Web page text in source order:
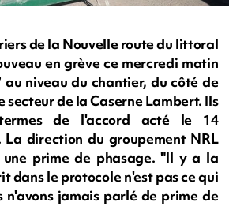
de la Nouvelle route du littoral
en grève ce mercredi matin
au niveau du chantier, du côté de
secteur de la Caserne Lambert. Ils
de l'accord acté le 14
La direction du groupement NRL
prime de phasage. "Il y a la
dans le protocole n'est pas ce qui
n'avons jamais parlé de prime de